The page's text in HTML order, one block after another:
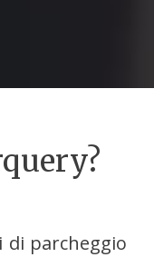
parcheggio